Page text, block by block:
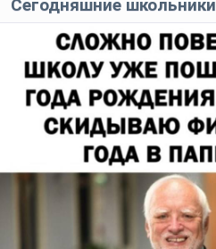
Сегодняшние школьники